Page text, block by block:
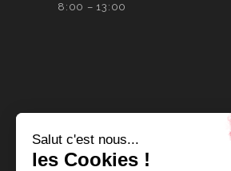
8:00 – 13:00
CONTACT